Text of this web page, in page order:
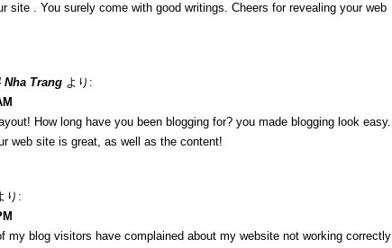
site . You surely come with good writings. Cheers for revealing your web
Nha Trang より:
How long have you been blogging for? you made blogging look easy.
web site is great, as well as the content!
り:
my blog visitors have complained about my website not working correctly